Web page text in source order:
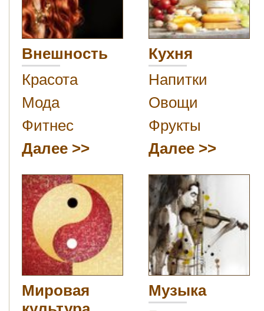
Внешность
Красота
Мода
Фитнес
Далее
Кухня
Напитки
Овощи
Фрукты
Далее
Мировая
Музыка